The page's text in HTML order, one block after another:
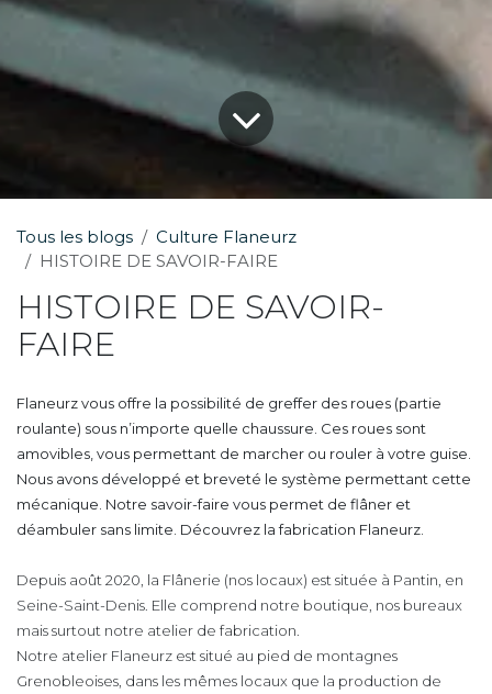
Tous les blogs
Culture Flaneurz
HISTOIRE DE SAVOIR-FAIRE
HISTOIRE DE SAVOIR-
FAIRE
Flaneurz vous offre la possibilité de greffer des roues (partie
roulante) sous n’importe quelle chaussure. Ces roues sont
amovibles, vous permettant de marcher ou rouler à votre guise.
Nous avons développé et breveté le système permettant cette
mécanique. Notre savoir-faire vous permet de flâner et
déambuler sans limite. Découvrez la fabrication Flaneurz.
Depuis août 2020, la Flânerie (nos locaux) est située à Pantin, en
Seine-Saint-Denis. Elle comprend notre boutique, nos bureaux
mais surtout notre atelier de fabrication.
Notre atelier Flaneurz est situé au pied de montagnes
Grenobleoises, dans les mêmes locaux que la production de